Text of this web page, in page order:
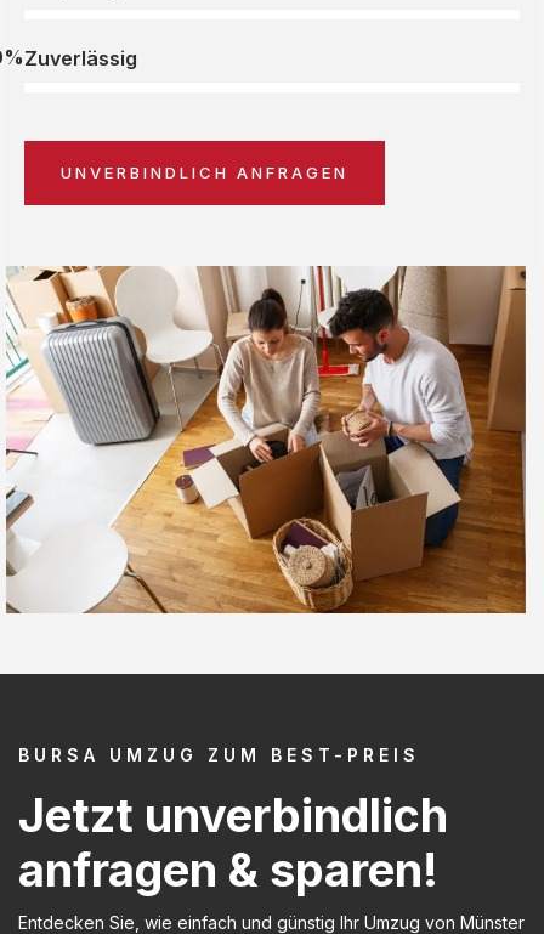
Zuverlässig
UNVERBINDLICH ANFRAGEN
BURSA UMZUG ZUM BEST-PREIS
Jetzt unverbindlich
anfragen & sparen!
Entdecken Sie, wie einfach und günstig Ihr Umzug von Münster